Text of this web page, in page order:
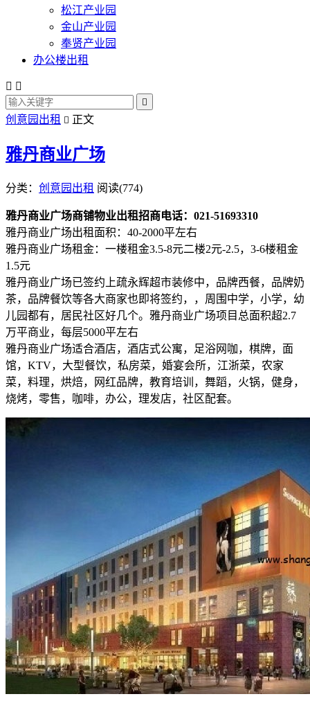
松江产业园
金山产业园
奉贤产业园
办公楼出租
 

创意园出租  正文
雅丹商业广场
分类： 创意园出租 阅读(774)
雅丹商业广场商铺物业出租招商电话：021-51693310
雅丹商业广场出租面积：40-2000平左右
雅丹商业广场租金：一楼租金3.5-8元二楼2元-2.5，3-6楼租金
1.5元
雅丹商业广场已签约上疏永辉超市装修中，品牌西餐，品牌奶
茶，品牌餐饮等各大商家也即将签约，，周围中学，小学，幼
儿园都有，居民社区好几个。雅丹商业广场项目总面积超2.7
万平商业，每层5000平左右
雅丹商业广场适合酒店，酒店式公寓，足浴网咖，棋牌，面
馆，KTV，大型餐饮，私房菜，婚宴会所，江浙菜，农家
菜，料理，烘焙，网红品牌，教育培训，舞蹈，火锅，健身，
烧烤，零售，咖啡，办公，理发店，社区配套。